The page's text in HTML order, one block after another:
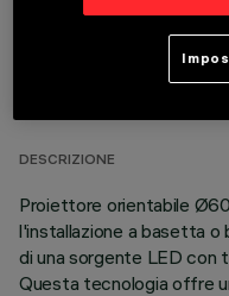
DATI TECNICI
DESCRIZIONE
Proiettore orientabile
l'installazione a basetta
di una sorgente LED con
Questa tecnologia offre